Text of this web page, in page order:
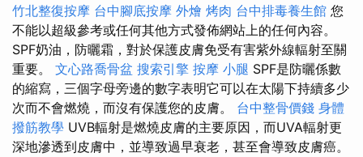
竹北整復按摩 台中腳底按摩 外燴 烤肉 台中排毒養生館 您
不能以超級參考或任何其他方式發佈網站上的任何內容。
SPF奶油，防曬霜，對於保護皮膚免受有害紫外線輻射至關
重要。 文心路喬骨盆 搜索引擎 按摩 小腿 SPF是防曬係數
的縮寫，三個字母旁邊的數字表明它可以在太陽下持續多少
次而不會燃燒，而沒有保護您的皮膚。 台中整骨價錢 身體
撥筋教學 UVB輻射是燃燒皮膚的主要原因，而UVA輻射更
深地滲透到皮膚中，並導致過早衰老，甚至會導致皮膚癌。